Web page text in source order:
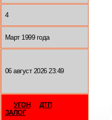
4
Март 1999 года
06 август 2026 23:49
УГОН
ДТП
ЗАЛОГ